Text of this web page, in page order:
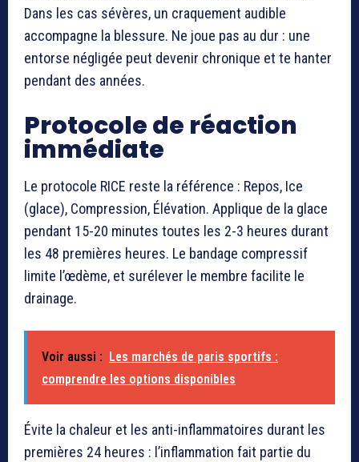
Dans les cas sévères, un craquement audible
accompagne la blessure. Ne joue pas au dur : une
entorse négligée peut devenir chronique et te hanter
pendant des années.
Protocole de réaction
immédiate
Le protocole RICE reste la référence : Repos, Ice
(glace), Compression, Élévation. Applique de la glace
pendant 15-20 minutes toutes les 2-3 heures durant
les 48 premières heures. Le bandage compressif
limite l’œdème, et surélever le membre facilite le
drainage.
Voir aussi : Les marchés de paris sportifs :
comprendre les options disponibles
Évite la chaleur et les anti-inflammatoires durant les
premières 24 heures : l’inflammation fait partie du